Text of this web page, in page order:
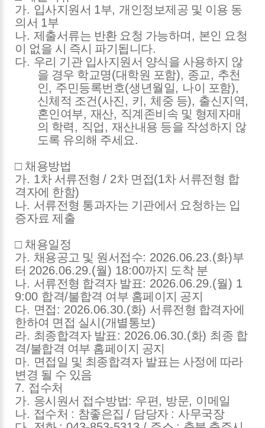
가. 입사지원서 1부, 개인정보제공 및 이용 동
의서 1부
나. 제출서류는 반환 요청 가능하며 , 본인 요청
이 없을 시 즉시 파기됩니다.
다. 우리 기관 입사지원서 양식을 사용하지 않
을 경우 학교명(대학원 포함), 종교 , 추천
인, 주민등록번호(생년월일, 나이 포함),
신체적 조건(사진 , 키 , 체중 등), 출신지역,
혼인여부, 재산, 직계존비속 및 형제자매
의 학력 , 직업 , 재산내용 등을 작성하지 않
도록 유의해 주세요.
□ 채용방법
가. 1차 서류전형 / 2차 면접(1차 서류전형 합
격자에 한함)
나. 서류전형 통과자는 기관에서 요청하는 입
증자료 제출
□ 채용일정
가. 채용공고 및 원서접수: 2026.06.23.(화)부
터 2026.06.29.(월) 18:00까지 도착 분
나. 서류전형 합격자 발표: 2026.06.29.(월) 1
9:00 합격/불합격 여부 홈페이지 공지
다. 면접: 2026.06.30.(화) 서류전형 합격자에
한하여 면접 실시 (개별통보)
라. 최종합격자 발표: 2026.06.30.(화) 최종 합
격/불합격 여부 홈페이지 공지
마. 면접일 및 최종합격자 발표는 사정에 따라
변경 될 수 있음
7. 접수처
가. 응시원서 접수방법: 우편 , 방문, 이메일
나. 접수처 : 참좋은집 / 담당자 : 사무국장